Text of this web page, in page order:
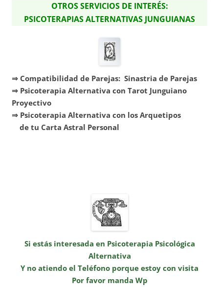
OTROS SERVICIOS DE INTERÉS:
PSICOTERAPIAS ALTERNATIVAS JUNGUIANAS
⇒ Compatibilidad de Parejas: Sinastria de Parejas
⇒ Psicoterapia Alternativa con Tarot Junguiano
Proyectivo
⇒ Psicoterapia Alternativa con los Arquetipos
de tu Carta Astral Personal
Si estás interesada en Psicoterapia Psicológica
Alternativa
Y no atiendo el Teléfono porque estoy con visita
Por favor manda Wp